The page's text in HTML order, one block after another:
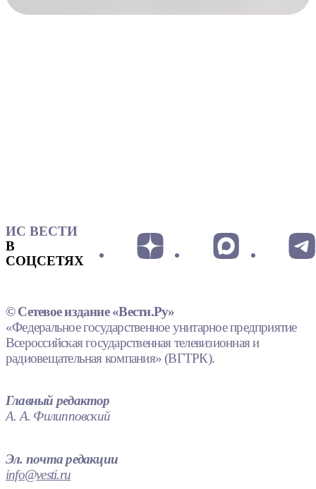
ИС ВЕСТИ
В
СОЦСЕТЯХ
© Сетевое издание «Вести.Ру»
«Федеральное государственное унитарное предприятие
Всероссийская государственная телевизионная и
радиовещательная компания» (ВГТРК).
Главный редактор
А. А. Филипповский
Эл. почта редакции
info@vesti.ru